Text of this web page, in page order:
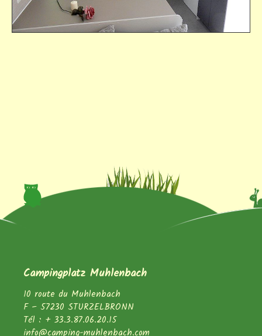
Campingplatz Muhlenbach
10 route du Muhlenbach
F – 57230 STURZELBRONN
Tél : + 33.3.87.06.20.15
info@camping-muhlenbach.com